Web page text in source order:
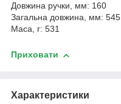
Довжина ручки, мм: 160
Загальна довжина, мм: 545
Маса, г: 531
Приховати
Характеристики